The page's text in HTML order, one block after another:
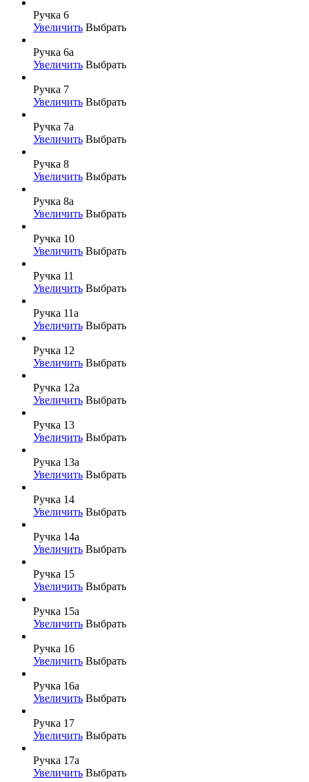
Ручка 6
Увеличить Выбрать
Ручка 6а
Увеличить Выбрать
Ручка 7
Увеличить Выбрать
Ручка 7а
Увеличить Выбрать
Ручка 8
Увеличить Выбрать
Ручка 8а
Увеличить Выбрать
Ручка 10
Увеличить Выбрать
Ручка 11
Увеличить Выбрать
Ручка 11а
Увеличить Выбрать
Ручка 12
Увеличить Выбрать
Ручка 12а
Увеличить Выбрать
Ручка 13
Увеличить Выбрать
Ручка 13а
Увеличить Выбрать
Ручка 14
Увеличить Выбрать
Ручка 14а
Увеличить Выбрать
Ручка 15
Увеличить Выбрать
Ручка 15а
Увеличить Выбрать
Ручка 16
Увеличить Выбрать
Ручка 16а
Увеличить Выбрать
Ручка 17
Увеличить Выбрать
Ручка 17а
Увеличить Выбрать